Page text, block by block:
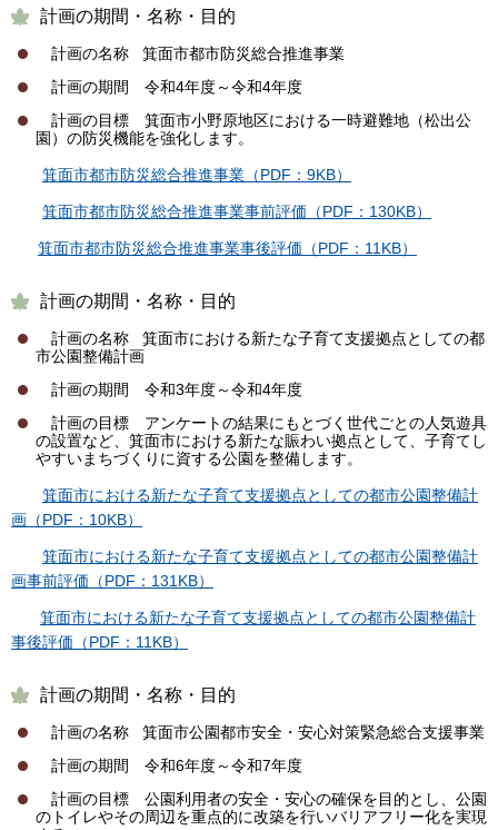
計画の期間・名称・目的
計画の名称 箕面市都市防災総合推進事業
計画の期間 令和4年度～令和4年度
計画の目標 箕面市小野原地区における一時避難地（松出公
園）の防災機能を強化します。
箕面市都市防災総合推進事業（PDF：9KB）
箕面市都市防災総合推進事業事前評価（PDF：130KB）
箕面市都市防災総合推進事業事後評価（PDF：11KB）
計画の期間・名称・目的
計画の名称 箕面市における新たな子育て支援拠点としての都
市公園整備計画
計画の期間 令和3年度～令和4年度
計画の目標 アンケートの結果にもとづく世代ごとの人気遊具
の設置など、箕面市における新たな賑わい拠点として、子育てし
やすいまちづくりに資する公園を整備します。
箕面市における新たな子育て支援拠点としての都市公園整備計
画（PDF：10KB）
箕面市における新たな子育て支援拠点としての都市公園整備計
画事前評価（PDF：131KB）
箕面市における新たな子育て支援拠点としての都市公園整備計
事後評価（PDF：11KB）
計画の期間・名称・目的
計画の名称 箕面市公園都市安全・安心対策緊急総合支援事業
計画の期間 令和6年度～令和7年度
計画の目標 公園利用者の安全・安心の確保を目的とし、公園
のトイレやその周辺を重点的に改築を行いバリアフリー化を実現